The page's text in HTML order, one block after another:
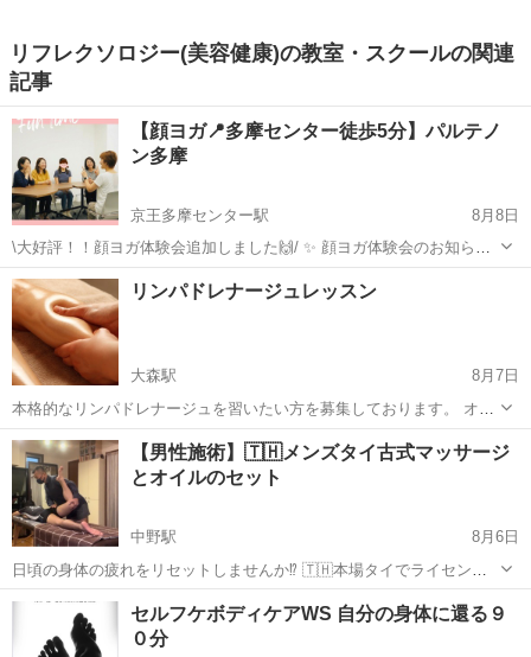
リフレクソロジー(美容健康)の教室・スクールの関連
記事
【顔ヨガ📍多摩センター徒歩5分】パルテノ
ン多摩
京王多摩センター駅
8月8日
\大好評！！顔ヨガ体験会追加しました🙌/ ✨ 顔ヨガ体験会のお知らせ
✨ 8/18(火) 11:30-12:30 パルテノン多摩 クリエイティブラボ1 「顔のた
るみは表情筋が原因かも？」 普段あまり使えていない表情筋をやさ
し...
東京 多摩市 京王多摩センター駅
リンパドレナージュレッスン
大森駅
8月7日
本格的なリンパドレナージュを習いたい方を募集しております。 オイ
ルを使用し全身のリンパの流れを促進する施術です。 ペアレッスン、
マンツーマンレッスン、生徒さん同士のレッスンなど臨機応変にご対
応いたします。 料金は都度...
東京 大田区 大森駅 美容健康 リンパドレナージュ
【男性施術】🇹🇭メンズタイ古式マッサージ
とオイルのセット
中野駅
8月6日
日頃の身体の疲れをリセットしませんか⁉️ 🇹🇭本場タイでライセンス
取得🇹🇭 【男性限定】 ✨タイ古式🇹🇭マッサージとボディオイルマッ
サージ✨ ✨✨期間限定✨8月中は、特別価格で提供します この機会に
ぜひご体験...
東京 中野区 マッサージ タイ式
セルフケボディケアWS 自分の身体に還る９
０分